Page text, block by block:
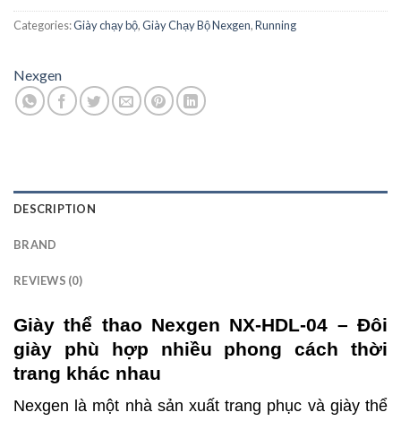
Categories:Giày chạy bộ,Giày Chạy Bộ Nexgen,Running
Nexgen
DESCRIPTION
BRAND
REVIEWS (0)
Giày thể thao Nexgen NX-HDL-04 – Đôi
giày phù hợp nhiều phong cách thời
trang khác nhau
Nexgen là một nhà sản xuất trang phục và giày thể